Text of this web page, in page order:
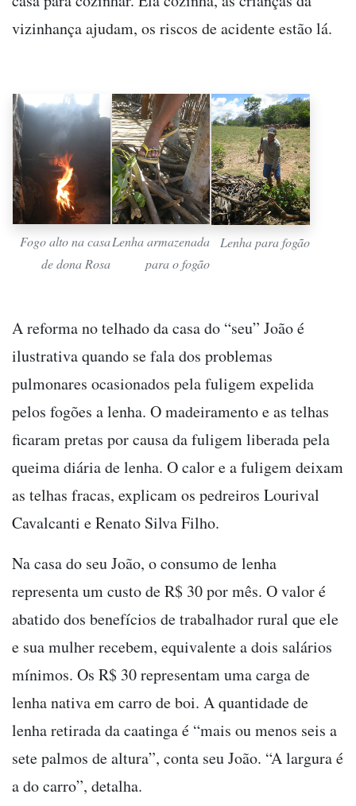
vizinhança ajudam, os riscos de acidente estão lá.
Fogo alto na casa
de dona Rosa
Lenha armazenada
para o fogão
Lenha para fogão
A reforma no telhado da casa do “seu” João é
ilustrativa quando se fala dos problemas
pulmonares ocasionados pela fuligem expelida
pelos fogões a lenha. O madeiramento e as telhas
ficaram pretas por causa da fuligem liberada pela
queima diária de lenha. O calor e a fuligem deixam
as telhas fracas, explicam os pedreiros Lourival
Cavalcanti e Renato Silva Filho.
Na casa do seu João, o consumo de lenha
representa um custo de R$ 30 por mês. O valor é
abatido dos benefícios de trabalhador rural que ele
e sua mulher recebem, equivalente a dois salários
mínimos. Os R$ 30 representam uma carga de
lenha nativa em carro de boi. A quantidade de
lenha retirada da caatinga é “mais ou menos seis a
sete palmos de altura”, conta seu João. “A largura é
a do carro”, detalha.